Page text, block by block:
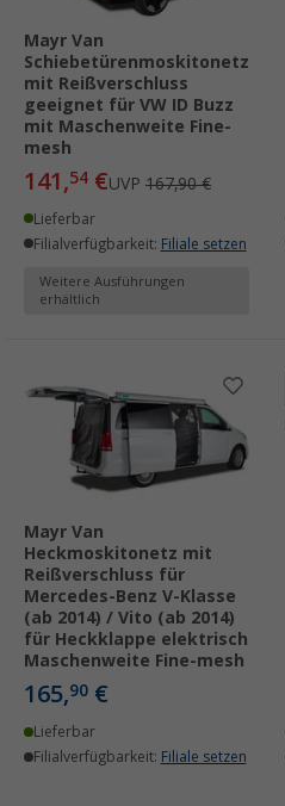
Mayr Van
Schiebetürenmoskitonetz
mit Reißverschluss
geeignet für VW ID Buzz
mit Maschenweite Fine-
mesh
141,54 €UVP 167,90 €
Lieferbar
Filialverfügbarkeit: Filiale setzen
Weitere Ausführungen
erhältlich
Mayr Van
Heckmoskitonetz mit
Reißverschluss für
Mercedes-Benz V-Klasse
(ab 2014) / Vito (ab 2014)
für Heckklappe elektrisch
Maschenweite Fine-mesh
165,90 €
Lieferbar
Filialverfügbarkeit: Filiale setzen